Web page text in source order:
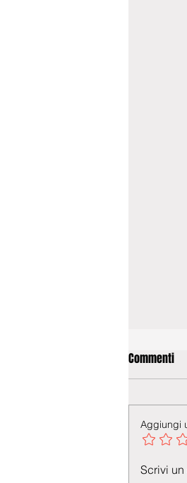
Commenti
Aggiungi
Scrivi un